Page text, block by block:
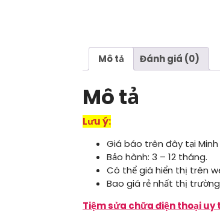
Mô tả Đánh giá (0)
Mô tả
Lưu ý:
Giá báo trên đây tại
Bảo hành: 3 – 12 tháng.
Có thể giá hiển thị trên
Bao giá rẻ nhất thị
Tiệm sửa chữa điện thoại uy